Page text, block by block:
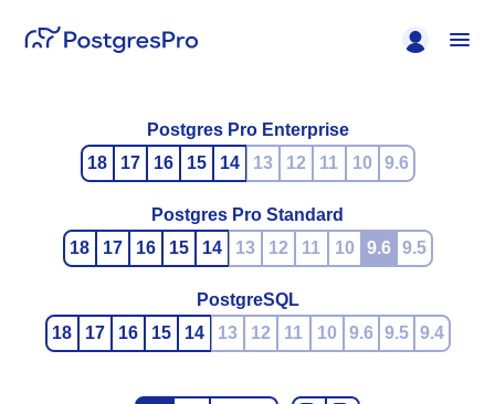
Postgres Pro Enterprise
18
17 16 15 14 13 12 11 10 9.6
Postgres Pro Standard
18
17 16 15 14 13 12 11 10 9.6 9.5
PostgreSQL
18
17 16 15 14 13 12 11 10 9.6 9.5 9.4